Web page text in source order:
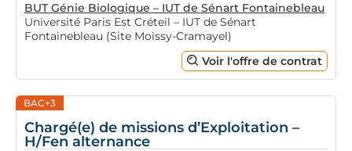
BUT Génie Biologique – IUT de Sénart Fontainebleau
Université Paris Est Créteil – IUT de Sénart
Fontainebleau (Site Moissy-Cramayel)
Voir l'offre de contrat
BAC+3
Chargé(e) de missions d’Exploitation –
H/Fen alternance